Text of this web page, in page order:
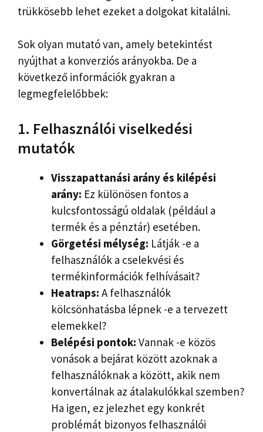
trükkösebb lehet ezeket a dolgokat kitalálni.
Sok olyan mutató van, amely betekintést
nyújthat a konverziós arányokba. De a
következő információk gyakran a
legmegfelelőbbek:
1. Felhasználói viselkedési
mutatók
Visszapattanási arány és kilépési
arány: Ez különösen fontos a
kulcsfontosságú oldalak (például a
termék és a pénztár) esetében.
Görgetési mélység: Látják -e a
felhasználók a cselekvési és
termékinformációk felhívásait?
Heatraps: A felhasználók
kölcsönhatásba lépnek -e a tervezett
elemekkel?
Belépési pontok: Vannak -e közös
vonások a bejárat között azoknak a
felhasználóknak a között, akik nem
konvertálnak az átalakulókkal szemben?
Ha igen, ez jelezhet egy konkrét
problémát bizonyos felhasználói